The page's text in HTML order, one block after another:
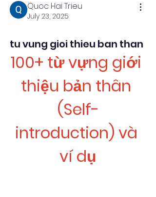
Quoc Hai Trieu
July 23, 2025
tu vung gioi thieu ban than
100+ từ vựng giới
thiệu bản thân
(Self-
introduction) và
ví dụ